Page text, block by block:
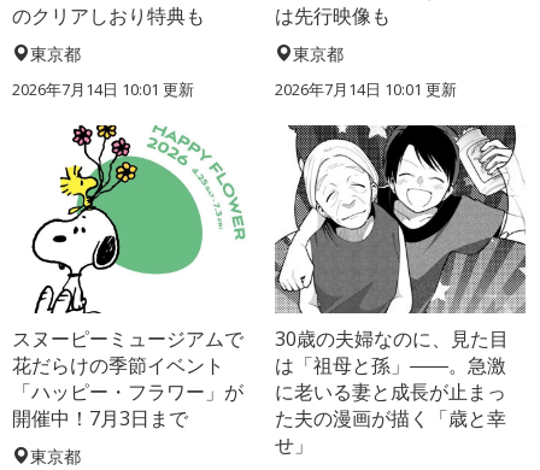
のクリアしおり特典も
東京都
2026年7月14日 10:01 更新
は先行映像も
東京都
2026年7月14日 10:01 更新
スヌーピーミュージアムで
花だらけの季節イベント
「ハッピー・フラワー」が
開催中！7月3日まで
東京都
30歳の夫婦なのに、見た目
は「祖母と孫」――。急激
に老いる妻と成長が止まっ
た夫の漫画が描く「歳と幸
せ」